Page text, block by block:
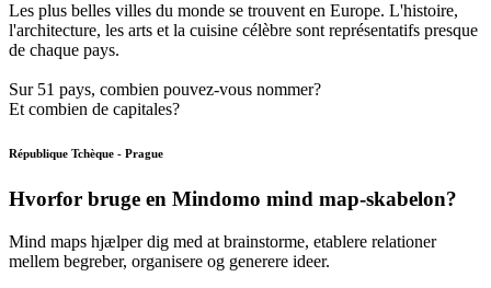
Les plus belles villes du monde se trouvent en Europe. L'histoire,
l'architecture, les arts et la cuisine célèbre sont représentatifs presque
de chaque pays.
Sur 51 pays, combien pouvez-vous nommer?
Et combien de capitales?
République Tchèque - Prague
Hvorfor bruge en Mindomo mind map-skabelon?
Mind maps hjælper dig med at brainstorme, etablere relationer
mellem begreber, organisere og generere ideer.